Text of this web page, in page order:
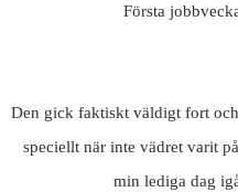
Första
Den gick faktiskt väldigt fort
speciellt när inte vädret varit
min lediga dag